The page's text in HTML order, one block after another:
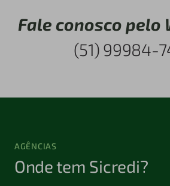
Fale conosco pelo
(51) 99984-
AGÊNCIAS
Onde tem Sicredi?